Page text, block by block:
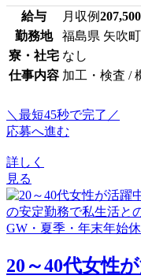
給与 月収例207,500
勤務地
福島県 矢吹町
寮・社宅 なし
仕事内容 加工・検査 /
＼最短45秒で完了／
応募へ進む
詳しく
見る
20～40代女性